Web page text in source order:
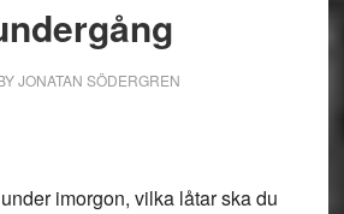
JONATAN SÖDERGREN
imorgon, vilka låtar ska du